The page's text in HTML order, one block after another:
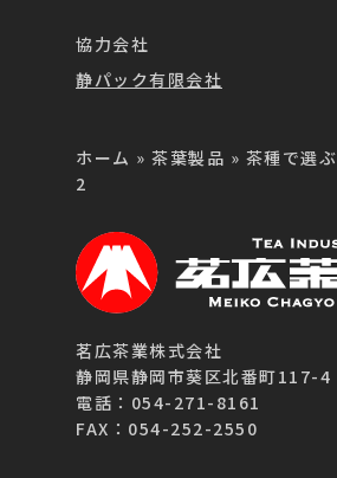
協力会社
静パック有限会社
ホーム » 茶葉製品 » 茶種で選ぶ
2
茗広茶業株式会社
静岡県静岡市葵区北番町117-4
電話：054-271-8161
FAX：054-252-2550